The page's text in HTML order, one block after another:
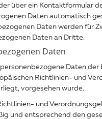
über ein Kontaktformular
Daten automatisch
Daten werden für
Daten an Dritte.
Daten
Daten
Richtlinien- und
vorgesehen wurde.
und
und entsprechend den